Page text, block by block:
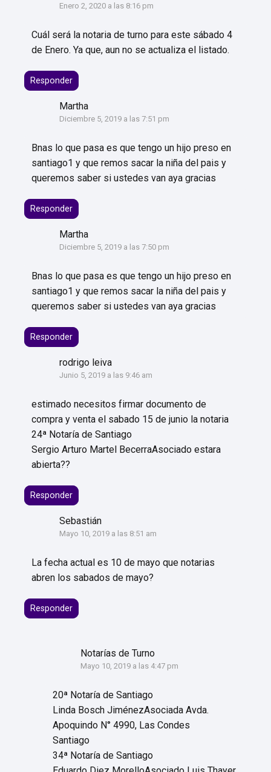
Enero 2, 2020 a las 8:16 pm
Cuál será la notaria de turno para este sábado 4
de Enero. Ya que, aun no se actualiza el listado.
Responder
Martha
Diciembre 5, 2019 a las 7:51 pm
Bnas lo que pasa es que tengo un hijo preso en
santiago1 y que remos sacar la niña del pais y
queremos saber si ustedes van aya gracias
Responder
Martha
Diciembre 5, 2019 a las 7:50 pm
Bnas lo que pasa es que tengo un hijo preso en
santiago1 y que remos sacar la niña del pais y
queremos saber si ustedes van aya gracias
Responder
rodrigo leiva
Junio 5, 2019 a las 9:46 am
estimado necesitos firmar documento de
compra y venta el sabado 15 de junio la notaria
24ª Notaría de Santiago
Sergio Arturo Martel BecerraAsociado estara
abierta??
Responder
Sebastián
Mayo 10, 2019 a las 8:51 am
La fecha actual es 10 de mayo que notarias
abren los sabados de mayo?
Responder
Notarías de Turno
Mayo 10, 2019 a las 4:47 pm
20ª Notaría de Santiago
Linda Bosch JiménezAsociada Avda.
Apoquindo N° 4990, Las Condes
Santiago
34ª Notaría de Santiago